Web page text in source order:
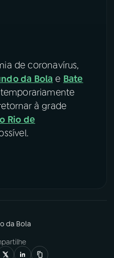
de coronavírus,
da Bola e Bate
à grade
Rio de
da Bola